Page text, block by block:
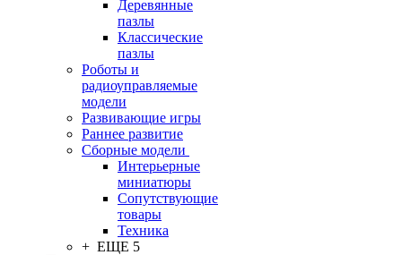
Деревянные
пазлы
Классические
пазлы
Роботы и
радиоуправляемые
модели
Развивающие игры
Раннее развитие
Сборные модели
Интерьерные
миниатюры
Сопутствующие
товары
Техника
+ ЕЩЕ 5